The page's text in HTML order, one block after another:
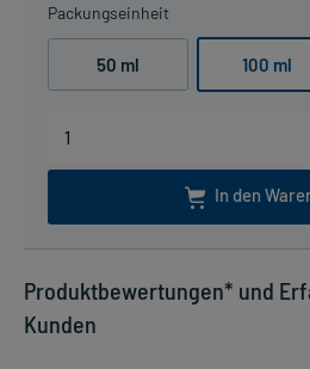
Packungseinheit
50 ml 100 ml
In den
Produktbewertungen* und
Kunden